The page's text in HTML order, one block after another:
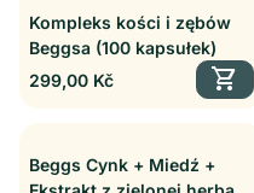
Kompleks kości i zębów
Beggsa (100 kapsułek)
Cena regularna
299,00 Kč shopping_cart
Beggs Cynk + Miedź +